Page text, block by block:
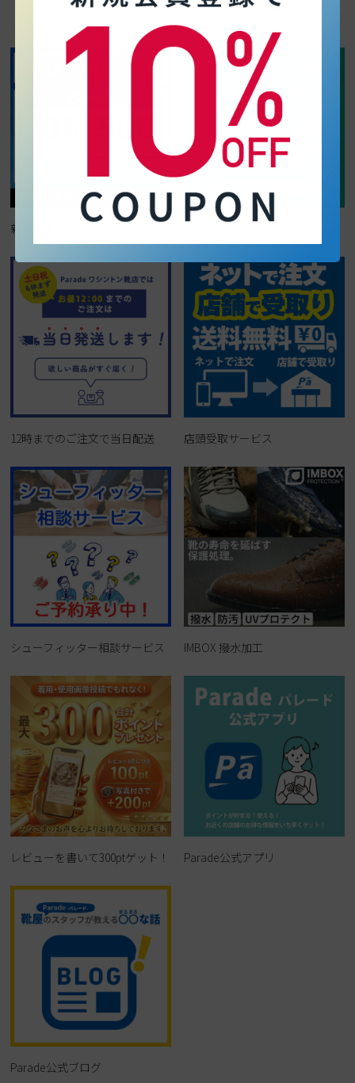
サービス
新規会員登録特典
12時までのご注文で当日配送 店頭受取サービス
シューフィッター相談サービス IMBOX 撥水加工
レビューを書いて300ptゲット！ Parade公式アプリ
Parade公式ブログ